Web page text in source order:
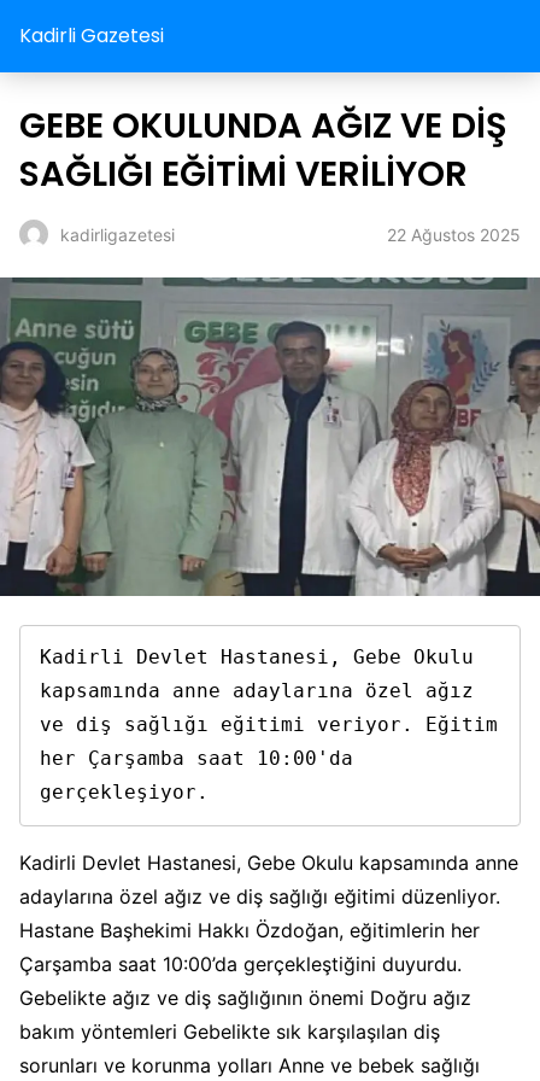
Kadirli Gazetesi
GEBE OKULUNDA AĞIZ VE DİŞ
SAĞLIĞI EĞİTİMİ VERİLİYOR
kadirligazetesi 22 Ağustos 2025
Kadirli Devlet Hastanesi, Gebe Okulu
kapsamında anne adaylarına özel ağız
ve diş sağlığı eğitimi veriyor. Eğitim
her Çarşamba saat 10:00'da
gerçekleşiyor.
Kadirli Devlet Hastanesi, Gebe Okulu kapsamında anne
adaylarına özel ağız ve diş sağlığı eğitimi düzenliyor.
Hastane Başhekimi Hakkı Özdoğan, eğitimlerin her
Çarşamba saat 10:00’da gerçekleştiğini duyurdu.
Gebelikte ağız ve diş sağlığının önemi Doğru ağız
bakım yöntemleri Gebelikte sık karşılaşılan diş
sorunları ve korunma yolları Anne ve bebek sağlığı